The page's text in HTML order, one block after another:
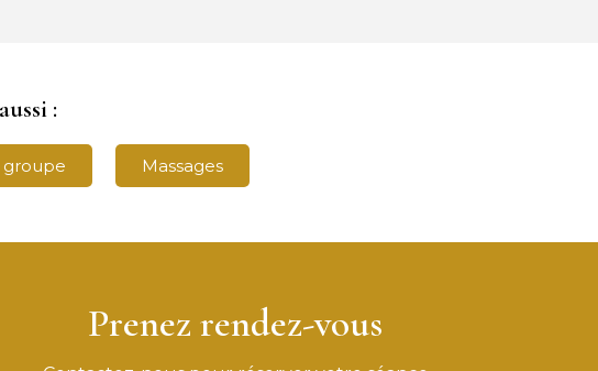
:
groupe Massages
Prenez rendez-vous